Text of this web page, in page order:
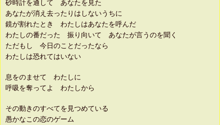
砂時計を通して あなたを見た
あなたが消え去ったりはしないうちに
鏡が割れたとき わたしはあなたを呼んだ
わたしの番だった 振り向いて あなたが言うのを聞く
ただもし 今日のことだったなら
わたしは恐れてはいない
息をのませて わたしに
呼吸を奪ってよ わたしから
その動きのすべてを見つめている
愚かなこの恋のゲーム